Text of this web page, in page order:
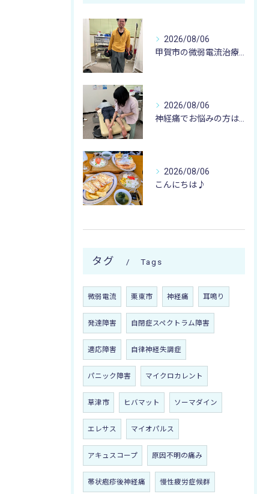
2026/08/06
2026/08/06
2026/08/06
こんにちは♪
タグ Tags
微弱電流 栗東市 神経痛 耳鳴り
発達障害 自閉症スペクトラム障害
適応障害 自律神経失調症
パニック障害 マイクロカレント
草津市 ヒバマット ソーマダイン
エレサス マイオパルス
アキュスコープ 原因不明の痛み
帯状疱疹後神経痛 慢性疲労症候群